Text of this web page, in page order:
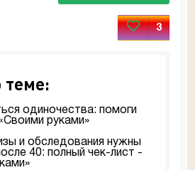
3
теме:
одиночества: помоги
руками»
и обследования нужны
40: полный чек-лист -